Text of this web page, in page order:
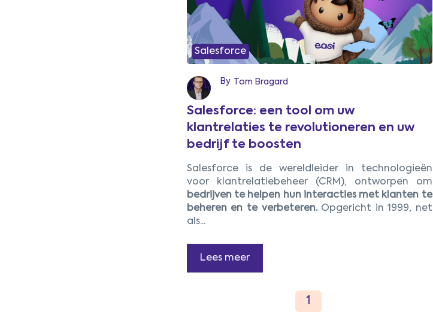
Salesforce
By Tom Bragard
Salesforce: een tool om uw
klantrelaties te revolutioneren en uw
bedrijf te boosten
Salesforce is de wereldleider in technologieën
voor klantrelatiebeheer (CRM), ontworpen om
bedrijven te helpen hun interacties met klanten te
beheren en te verbeteren.Opgericht in 1999, net
als...
Lees meer